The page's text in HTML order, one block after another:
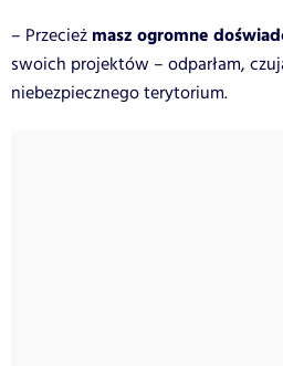
– Przecież masz ogromne
swoich projektów – odparłam,
niebezpiecznego terytorium.